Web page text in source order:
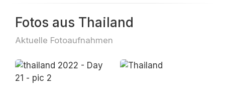
Fotos aus Thailand
Aktuelle Fotoaufnahmen